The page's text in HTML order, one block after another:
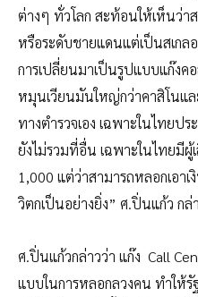
ต่างๆ ทั่วโลก สะท้อนให้เห็นว่า
หรือระดับชายแดนแต่เป็นสเกล
การเปลี่ยนมาเป็นรูปแบบแก๊งค
หมุนเวียนมันใหญ่กว่าคาสิโนแ
ทางตำรวจเอง เฉพาะในไทย
ยังไม่รวมที่อื่น เฉพาะในไทยมี
1,000 แต่ว่าสามารถหลอกเอา
วิตกเป็นอย่างยิ่ง” ศ.ปิ่นแก้ว กล่
ศ.ปิ่นแก้วกล่าวว่า แก๊ง Call
แบบในการหลอกลวงคน ทำให้